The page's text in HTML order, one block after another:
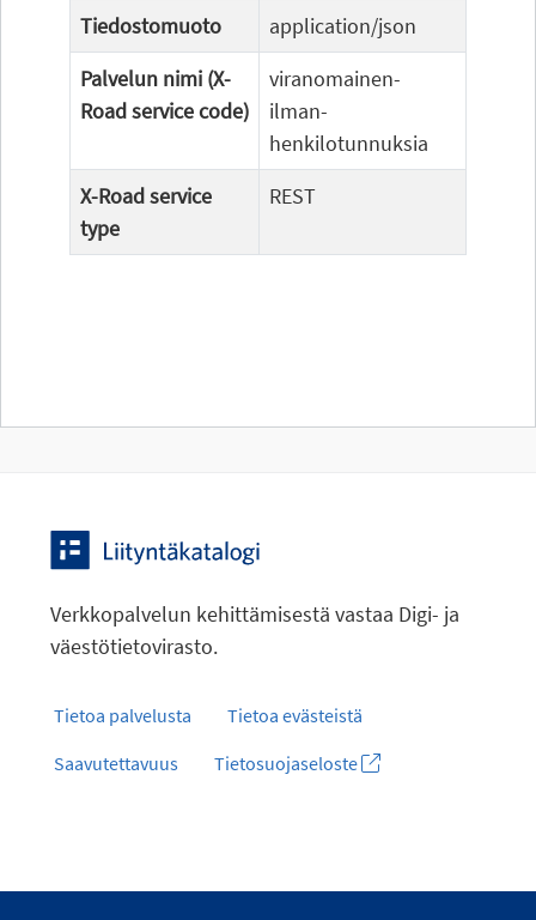
Tiedostomuoto
application/json
Palvelun nimi (X-
Road service code)
viranomainen-
ilman-
henkilotunnuksia
X-Road service
type
REST
Verkkopalvelun kehittämisestä vastaa Digi- ja
väestötietovirasto.
Tietoa palvelusta
Tietoa evästeistä
Saavutettavuus
Tietosuojaseloste